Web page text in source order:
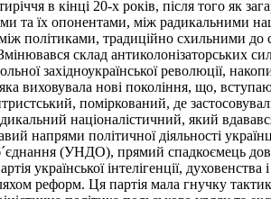
в кінці 20-х років, після того як
та їх опонентами, між радикальними
політиками, традиційно схильними до
склад антиколонізаторських
західноукраїнської революції,
виховувала нові покоління, що,
поміркований, де
націоналістичний, який
напрями політичної діяльності
(УНДО), прямий спадкоємець
української інтелігенції,
реформ. Ця партія мала гнучку